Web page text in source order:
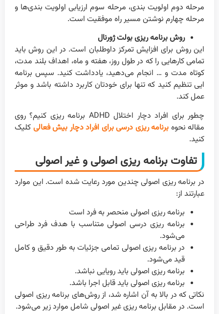
مرحله دوم اولویت بندی، مرحله سوم ارزیابی اولویت بندی‌ها و
مرحله چهارم نوشتن مسیر راه موفقیت است.
روش برنامه ریزی بولت ژورنال
این روش برای افزایش تمرکز داوطلبان است. در این روش باید
تمامی کارهایی را که در طول روز، هفته و ماه، اهداف بلند مدت،
کوتاه مدت و … انجام می‌دهید، یادداشت کنید. سپس برنامه
ایی تنظیم کنید که تنها برای خودتان کاربرد داشته باشد و موثر
عمل کند.
چطور برای افراد دچار اختلال ADHD برنامه ریزی کنیم؟ روی
مقاله نحوه برنامه ریزی درسی برای افراد دچار بیش فعالی کلیک
کنید.
تفاوت برنامه ریزی اصولی و غیر اصولی
در برنامه ریزی اصولی چندین مورد رعایت شده است. این موارد
عبارتند از:
برنامه ریزی اصولی منحصر به فرد است
برنامه ریزی درسی اصولی متناسب با هدف فرد طراحی
می‌شود.
در برنامه ریزی اصولی تمامی جزئیات به طور دقیق و کامل
قید می‌شود.
برنامه ریزی اصولی باید رویایی نباشد.
برنامه ریزی اصولی باید قابل اجرا باشد.
نکاتی که در بالا به آن اشاره شد، از روش‌های برنامه ریزی اصولی
است. در مقابل برنامه ریزی غیر اصولی شامل موارد زیر می‌شود.